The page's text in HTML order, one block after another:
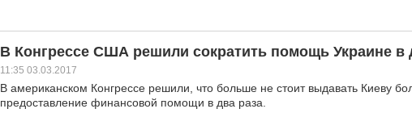
В Конгрессе США решили сократить помощь Украине в
11:35 03.03.2017
В американском Конгрессе решили, что больше не стоит выдавать Киеву
предоставление финансовой помощи в два раза.